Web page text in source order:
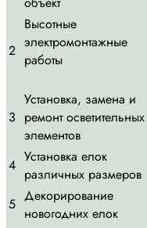
2
Высотные
электромонтажные
работы
3
Установка, замена и
ремонт осветительных
элементов
4 Установка елок
различных размеров
5 Декорирование
новогодних елок